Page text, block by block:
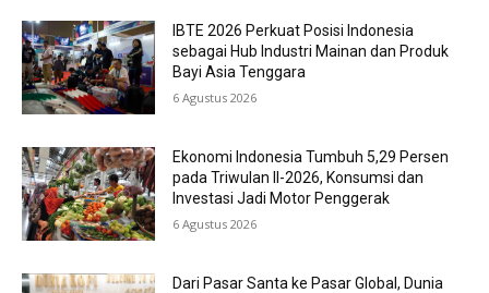
IBTE 2026 Perkuat Posisi Indonesia
sebagai Hub Industri Mainan dan Produk
Bayi Asia Tenggara
6 Agustus 2026
Ekonomi Indonesia Tumbuh 5,29 Persen
pada Triwulan II-2026, Konsumsi dan
Investasi Jadi Motor Penggerak
6 Agustus 2026
Dari Pasar Santa ke Pasar Global, Dunia